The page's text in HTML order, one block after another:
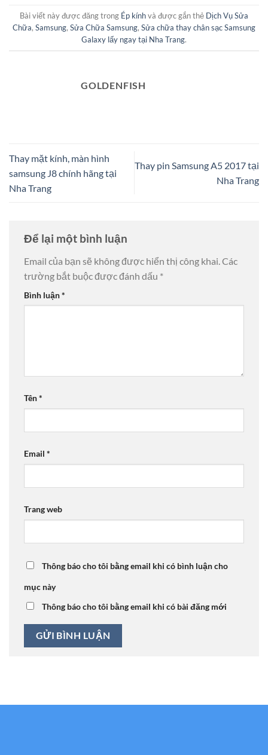
Bài viết này được đăng trong Ép kínhvà được gắn thẻ Dịch Vụ Sửa
Chữa, Samsung, Sửa Chữa Samsung, Sửa chữa thay chân sạc Samsung
Galaxy lấy ngay tại Nha Trang.
GOLDENFISH
Thay mặt kính, màn hình
samsung J8 chính hãng tại
Nha Trang
Thay pin Samsung A5 2017 tại
Nha Trang
Để lại một bình luận
Email của bạn sẽ không được hiển thị công khai. Các
trường bắt buộc được đánh dấu *
Bình luận*
Tên*
Email *
Trang web
Thông báo cho tôi bằng email khi có bình luận cho
mục này
Thông báo cho tôi bằng email khi có bài đăng mới